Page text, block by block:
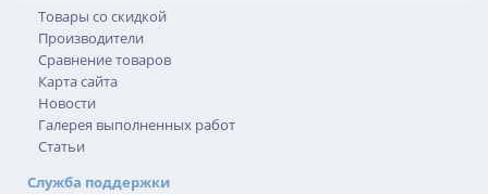
Товары со скидкой
Производители
Сравнение товаров
Карта сайта
Новости
Галерея выполненных работ
Статьи
Служба поддержки